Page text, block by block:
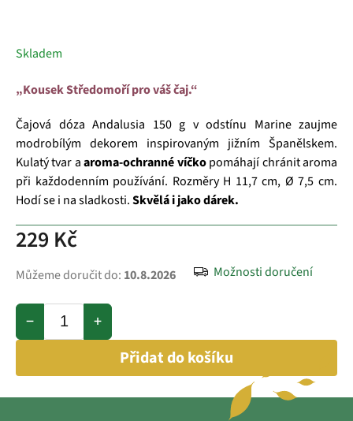
229 Kč
Skladem
Můžeme doručit do: 10.8.2026 Možnosti doručení
+
−
Přidat do košíku
„Kousek Středomoří pro váš čaj.“
Čajová dóza Andalusia 150 g v odstínu Marine zaujme
modrobílým dekorem inspirovaným jižním Španělskem.
Kulatý tvar aaroma-ochranné víčkopomáhají chránit aroma
při každodenním používání. Rozměry H 11,7 cm, Ø 7,5 cm.
Hodí se i na sladkosti.Skvělá i jako dárek.